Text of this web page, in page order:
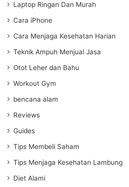
Laptop Ringan Dan Murah
Cara iPhone
Cara Menjaga Kesehatan Harian
Teknik Ampuh Menjual Jasa
Otot Leher dan Bahu
Workout Gym
bencana alam
Reviews
Guides
Tips Membeli Saham
Tips Menjaga Kesehatan Lambung
Diet Alami